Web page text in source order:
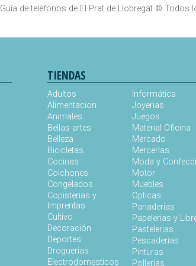
Guía de teléfonos de El Prat de Llobregat© Todos
TIENDAS
Adultos
Alimentacion
Animales
Bellas artes
Belleza
Bicicletas
Cocinas
Colchones
Congelados
Copisterias y
Imprentas
Cultivo
Decoración
Deportes
Droguerias
Electrodomesticos
Informática
Joyerias
Juegos
Material Oficina
Mercado
Mercerías
Moda y
Motor
Muebles
Opticas
Panaderias
Papelerias y
Pastelerias
Pescaderías
Pinturas
Pollerías